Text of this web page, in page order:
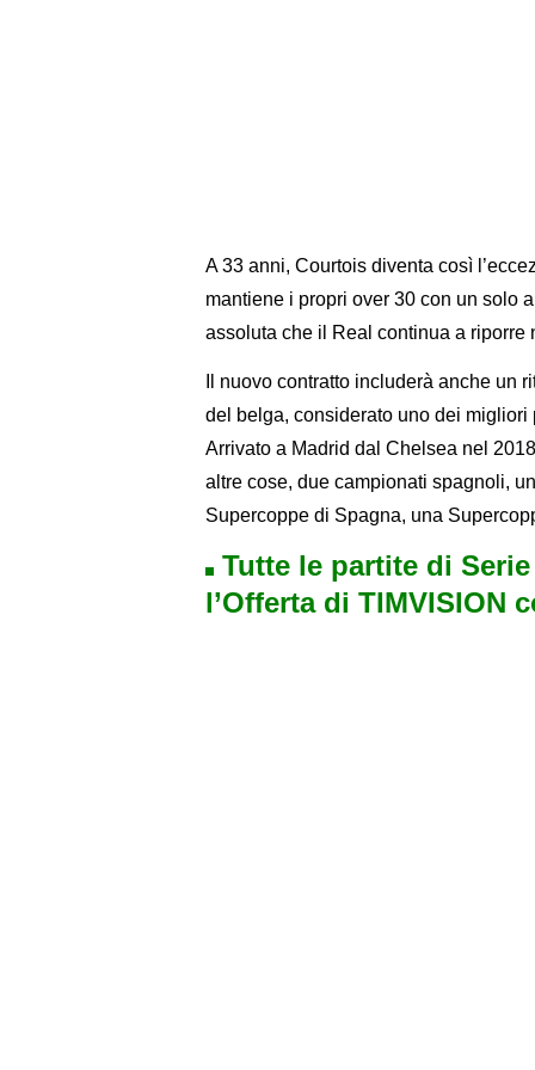
A 33 anni, Courtois diventa così
mantiene i propri over 30 con un solo
assoluta che il Real continua a riporre
Il nuovo contratto includerà anche un
del belga, considerato uno dei
Arrivato a Madrid dal Chelsea nel
altre cose, due campionati spagnoli,
Supercoppe di Spagna, una
Tutte le partite di
l’Offerta di TIMVISION